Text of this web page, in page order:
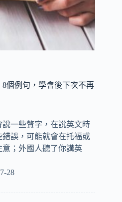
個例句，學會後下次不再
一些贅字，在說英文時
誤，可能就會在托福或
；外國人聽了你講英
28